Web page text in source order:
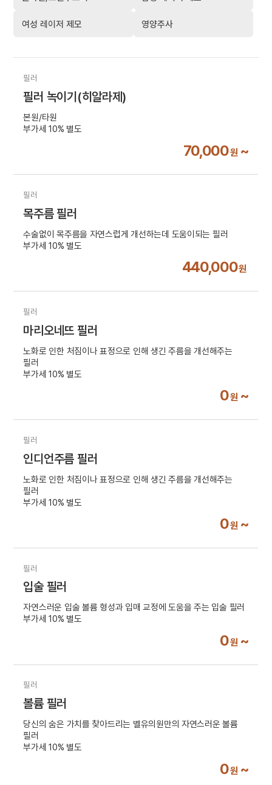
여성 레이저 제모 영양주사
필러
필러 녹이기(히알라제)
본원/타원
부가세 10% 별도
70,000원 ~
필러
목주름 필러
수술없이 목주름을 자연스럽게 개선하는데 도움이되는 필러
부가세 10% 별도
440,000원
필러
마리오네뜨 필러
노화로 인한 처짐이나 표정으로 인해 생긴 주름을 개선해주는
필러
부가세 10% 별도
0원 ~
필러
인디언주름 필러
노화로 인한 처짐이나 표정으로 인해 생긴 주름을 개선해주는
필러
부가세 10% 별도
0원 ~
필러
입술 필러
자연스러운 입술 볼륨 형성과 입매 교정에 도움을 주는 입술 필러
부가세 10% 별도
0원 ~
필러
볼륨 필러
당신의 숨은 가치를 찾아드리는 벨유의원만의 자연스러운 볼륨
필러
부가세 10% 별도
0원 ~